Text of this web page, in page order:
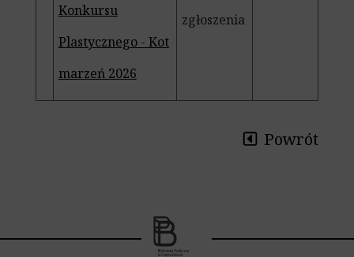
Konkursu
Plastycznego - Kot
marzeń 2026
zgłoszenia
Powrót